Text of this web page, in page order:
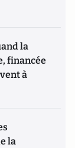
la
financée
à
la